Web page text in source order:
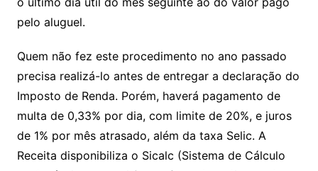
pelo aluguel.
Quem não fez este procedimento no ano passado
precisa realizá-lo antes de entregar a declaração do
Imposto de Renda. Porém, haverá pagamento de
multa de 0,33% por dia, com limite de 20%, e juros
de 1% por mês atrasado, além da taxa Selic. A
Receita disponibiliza o Sicalc (Sistema de Cálculo